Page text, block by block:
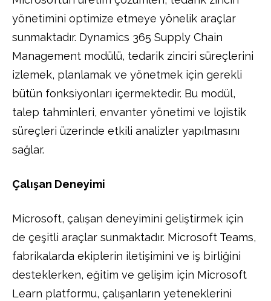
yönetimini optimize etmeye yönelik araçlar
sunmaktadır. Dynamics 365 Supply Chain
Management modülü, tedarik zinciri süreçlerini
izlemek, planlamak ve yönetmek için gerekli
bütün fonksiyonları içermektedir. Bu modül,
talep tahminleri, envanter yönetimi ve lojistik
süreçleri üzerinde etkili analizler yapılmasını
sağlar.
Çalışan Deneyimi
Microsoft, çalışan deneyimini geliştirmek için
de çeşitli araçlar sunmaktadır. Microsoft Teams,
fabrikalarda ekiplerin iletişimini ve iş birliğini
desteklerken, eğitim ve gelişim için Microsoft
Learn platformu, çalışanların yeteneklerini